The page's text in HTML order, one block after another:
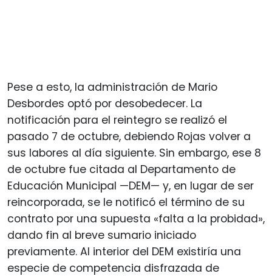
Pese a esto, la administración de Mario
Desbordes optó por desobedecer. La
notificación para el reintegro se realizó el
pasado 7 de octubre, debiendo Rojas volver a
sus labores al día siguiente. Sin embargo, ese 8
de octubre fue citada al Departamento de
Educación Municipal —DEM— y, en lugar de ser
reincorporada, se le notificó el término de su
contrato por una supuesta «falta a la probidad»,
dando fin al breve sumario iniciado
previamente. Al interior del DEM existiría una
especie de competencia disfrazada de